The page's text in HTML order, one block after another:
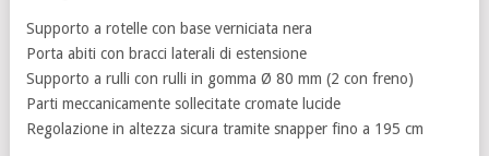
Supporto a rotelle con base verniciata nera
Porta abiti con bracci laterali di estensione
Supporto a rulli con rulli in gomma Ø 80 mm (2 con freno)
Parti meccanicamente sollecitate cromate lucide
Regolazione in altezza sicura tramite snapper fino a 195 cm